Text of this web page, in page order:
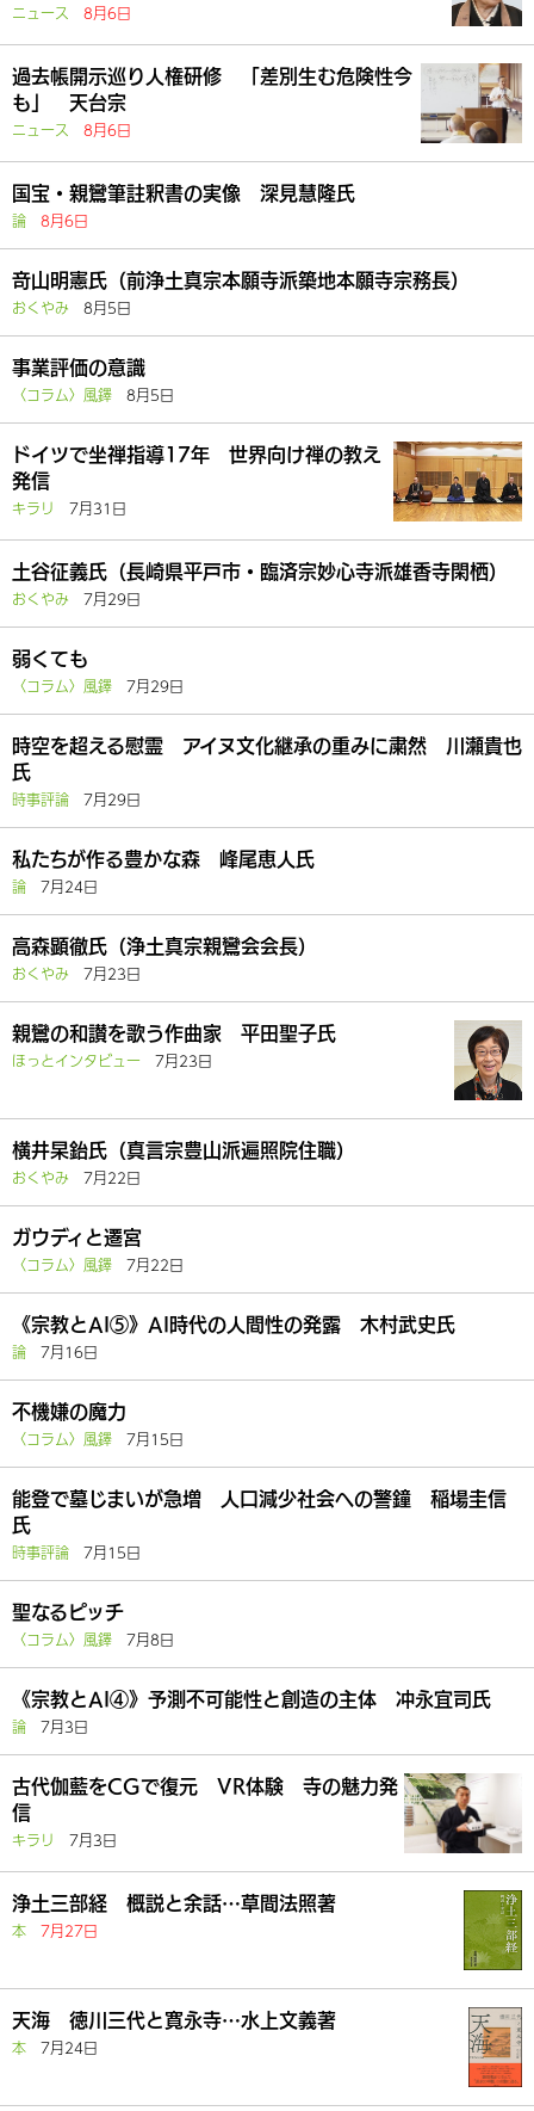
ニュース 8月6日
過去帳開示巡り人権研修 「差別生む危険性今
も」 天台宗
ニュース 8月6日
国宝・親鸞筆註釈書の実像 深見慧隆氏
論 8月6日
竒山明憲氏（前浄土真宗本願寺派築地本願寺宗務長）
おくやみ 8月5日
事業評価の意識
〈コラム〉風鐸 8月5日
ドイツで坐禅指導17年 世界向け禅の教え
発信
キラリ 7月31日
土谷征義氏（長崎県平戸市・臨済宗妙心寺派雄香寺閑栖）
おくやみ 7月29日
弱くても
〈コラム〉風鐸 7月29日
時空を超える慰霊 アイヌ文化継承の重みに粛然 川瀬貴也
氏
時事評論 7月29日
私たちが作る豊かな森 峰尾恵人氏
論 7月24日
高森顕徹氏（浄土真宗親鸞会会長）
おくやみ 7月23日
親鸞の和讃を歌う作曲家 平田聖子氏
ほっとインタビュー 7月23日
横井杲鈶氏（真言宗豊山派遍照院住職）
おくやみ 7月22日
ガウディと遷宮
〈コラム〉風鐸 7月22日
《宗教とAI⑤》AI時代の人間性の発露 木村武史氏
論 7月16日
不機嫌の魔力
〈コラム〉風鐸 7月15日
能登で墓じまいが急増 人口減少社会への警鐘 稲場圭信
氏
時事評論 7月15日
聖なるピッチ
〈コラム〉風鐸 7月8日
《宗教とAI④》予測不可能性と創造の主体 冲永宜司氏
論 7月3日
古代伽藍をCGで復元 VR体験 寺の魅力発
信
キラリ 7月3日
浄土三部経 概説と余話…草間法照著
本 7月27日
天海 徳川三代と寛永寺…水上文義著
本 7月24日